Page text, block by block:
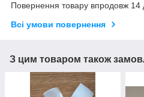
Повернення товару впродовж 14
Всі умови повернення
З цим товаром також